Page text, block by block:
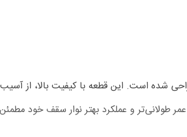
خودرو طراحی شده است. این قطعه با کیفیت بالا،
طولانی‌تر و عملکرد بهتر نوار سقف خود